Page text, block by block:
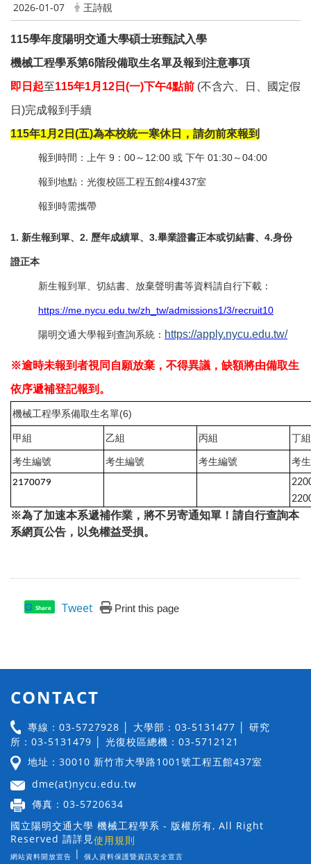
2026-01-07 王詩靚
115學年度陽明交通大學碩士班甄試入學
機械工程學系第6階段備取生名單及報到注意事項
即日起至115年1月12日(一)下午4點前 (不含六、日、國定假
日)完成報到手續
115年1月2日(五)為本校統一寒休日，請勿前來報到
報到時間：上午 9：00～12:00 或 下午 01:30～04:00
報到地點：光復校區工程五館4樓437室
報到時需攜帶
1. 新生報到單、2. 歷年成績單、3.畢業證書正本或切結書、4.身份
證正本
新生報到單、切結書、放棄聲明書等資料請自行下載：
https://me.nycu.edu.tw/zh_tw/admissions1/3/recruit10
陽明交通大學報到查詢系統： https://apply.nycu.edu.tw/
※逾時未報到者視同自願放棄，不得異議，缺額將由備取生
依序遞補登記報到。
機械工程學系備取生名單(6)
甲組 乙組 丙組 丁組
考生編號 考生編號 考生編號 考
2170079
※為了加速本系遞補作業，將不另寄通知單！請自行查詢本
系網頁公告，以免權益受損。
Share Tweet Print this page
CONTACT
專線：03-5727928 │ 大學部：03-5131477 │ 研究
所：03-5131479 │ 光復校區總機：03-5712121
地址：30010 新竹市大學路1001號工程五館437室
dme(at)nycu.edu.tw
傳真：03-5720634
國立陽明交通大學 機械工程學系 - 版權所有, All Right
Reserved 請詳見使用規則
網站資料開放宣告 | 個人資料保護暨資訊安全宣言